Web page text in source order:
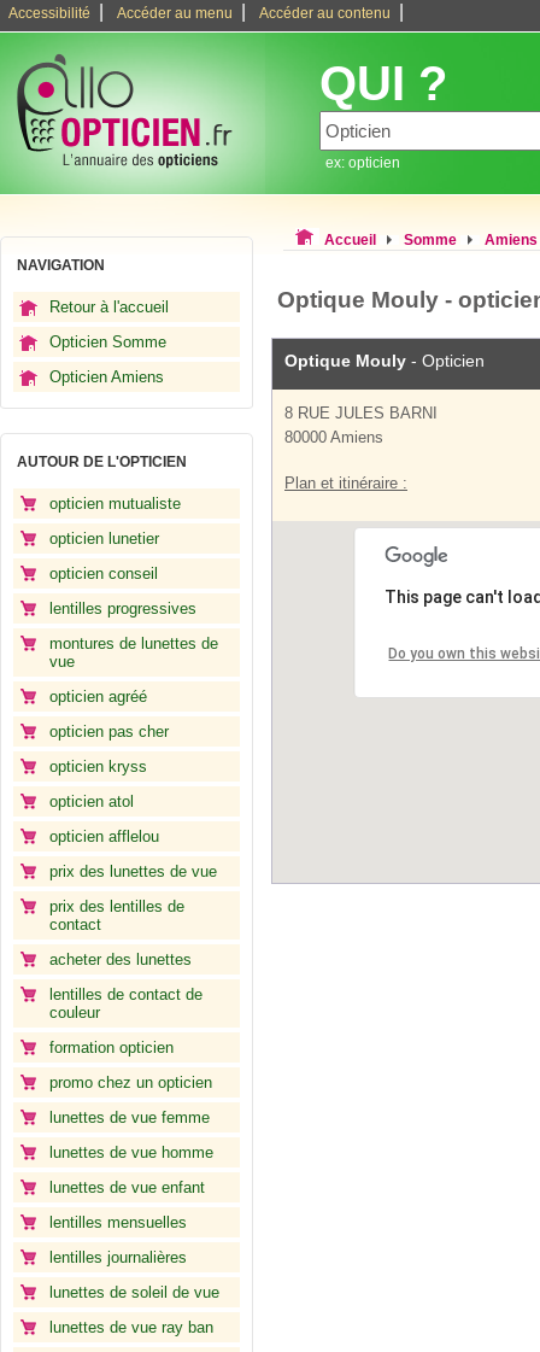
Accessibilité Accéder au menu Accéder au contenu
QUI ?
ex: opticien
NAVIGATION
Retour à l'accueil
Opticien Somme
Opticien Amiens
AUTOUR DE L'OPTICIEN
opticien mutualiste
opticien lunetier
opticien conseil
lentilles progressives
montures de lunettes de
vue
opticien agréé
opticien pas cher
opticien kryss
opticien atol
opticien afflelou
prix des lunettes de vue
prix des lentilles de
contact
acheter des lunettes
lentilles de contact de
couleur
formation opticien
promo chez un opticien
lunettes de vue femme
lunettes de vue homme
lunettes de vue enfant
lentilles mensuelles
lentilles journalières
lunettes de soleil de vue
lunettes de vue ray ban
Accueil Somme Amiens
Optique Mouly -
Optique Mouly - Opticien
8 RUE JULES BARNI
80000 Amiens
Plan et itinéraire :
This page can't
Do you own this